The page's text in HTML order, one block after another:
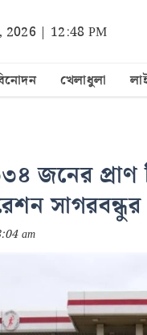
2026 | 12:48 PM
খেলাধুলা
জনের প্রাণ
am